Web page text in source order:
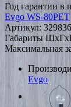
Год гарантии в
Evgo WS-80PET
Артикул: 329836
Габариты
Максимальная
Evgo